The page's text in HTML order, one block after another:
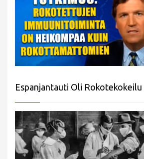
Espanjantauti Oli Rokotekokeilu